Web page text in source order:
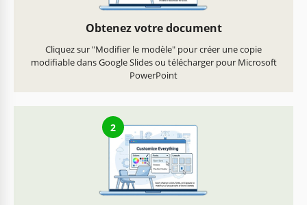
Obtenez votre document
Cliquez sur "Modifier le modèle" pour créer une copie
modifiable dans Google Slides ou télécharger pour Microsoft
PowerPoint
2